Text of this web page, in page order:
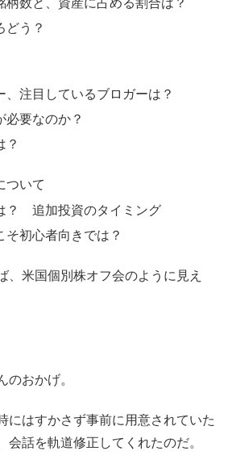
柄数と、資産に占める割合は？
どう？
、注目しているブロガーは？
必要なのか？
？
ついて
？ 追加投資のタイミング
そ初心者向きでは？
、米国個別株オフ会のように見え
のおかげ。
にはすかさず事前に用意されていた
会話を軌道修正してくれたのだ。